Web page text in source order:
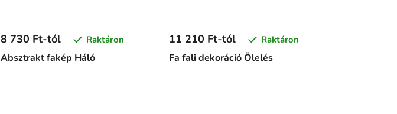
Absztrakt fakép Háló
8 730 Ft-tól Raktáron
Fa fali dekoráció Ölelés
11 210 Ft-tól Raktáron